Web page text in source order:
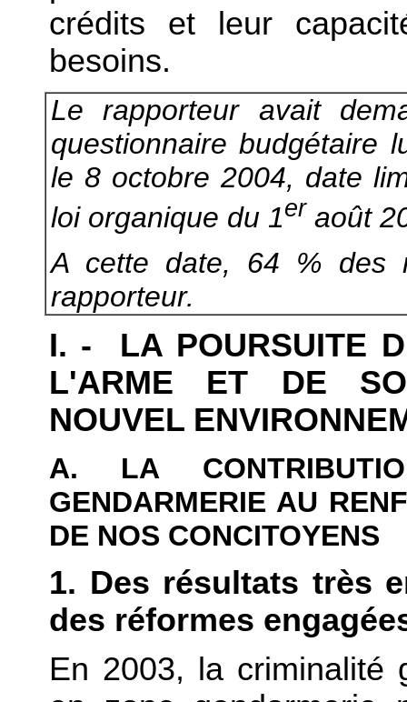
crédits et leur
besoins.
Le rapporteur avait
questionnaire budgétaire
le 8 octobre 2004, date
loi organique du 1er août
A cette date, 64 % des
rapporteur.
I. - LA POURSUITE
L'ARME ET DE
NOUVEL
A. LA
GENDARMERIE AU
DE NOS CONCITOYENS
1. Des résultats très
des réformes
En 2003, la criminalité